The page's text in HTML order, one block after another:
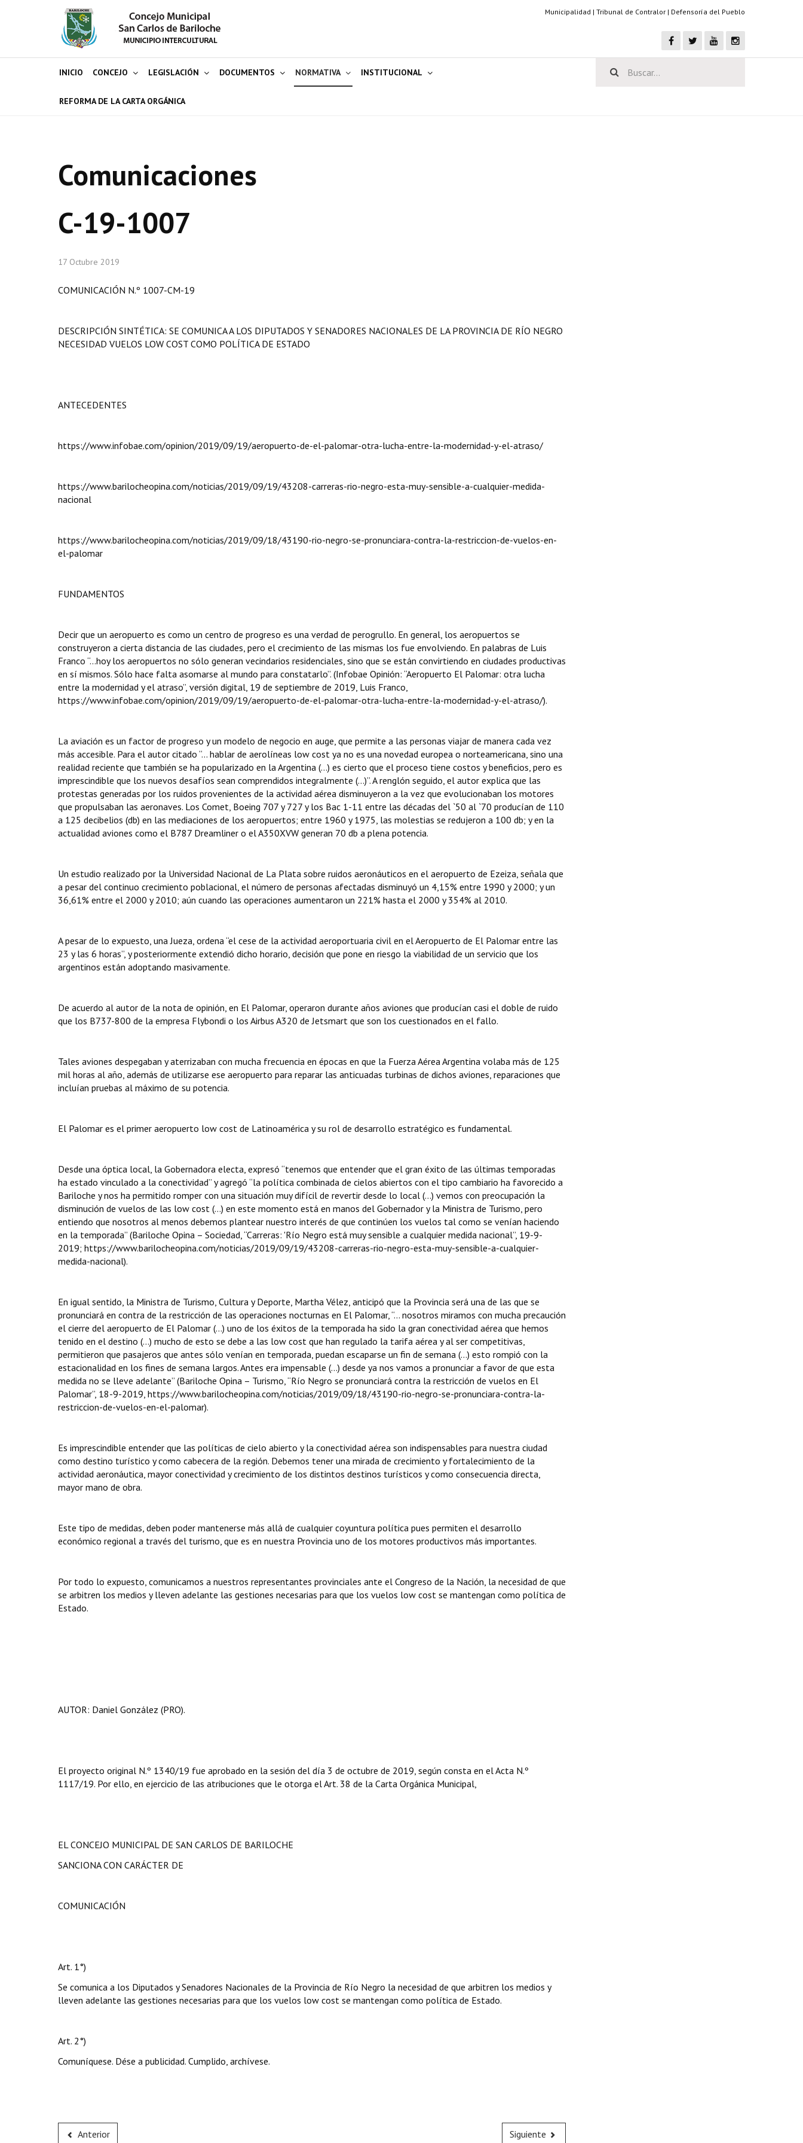
Municipalidad | Tribunal de Contralor | Defensoría del Pueblo
INICIO CONCEJO LEGISLACIÓN DOCUMENTOS NORMATIVA INSTITUCIONAL
REFORMA DE LA CARTA ORGÁNICA
Comunicaciones
C-19-1007
17 Octubre 2019
COMUNICACIÓN N.º 1007-CM-19
DESCRIPCIÓN SINTÉTICA: SE COMUNICA A LOS DIPUTADOS Y SENADORES NACIONALES DE LA PROVINCIA DE RÍO NEGRO
NECESIDAD VUELOS LOW COST COMO POLÍTICA DE ESTADO
ANTECEDENTES
https://www.infobae.com/opinion/2019/09/19/aeropuerto-de-el-palomar-otra-lucha-entre-la-modernidad-y-el-atraso/
https://www.barilocheopina.com/noticias/2019/09/19/43208-carreras-rio-negro-esta-muy-sensible-a-cualquier-medida-
nacional
https://www.barilocheopina.com/noticias/2019/09/18/43190-rio-negro-se-pronunciara-contra-la-restriccion-de-vuelos-en-
el-palomar
FUNDAMENTOS
Decir que un aeropuerto es como un centro de progreso es una verdad de perogrullo. En general, los aeropuertos se
construyeron a cierta distancia de las ciudades, pero el crecimiento de las mismas los fue envolviendo. En palabras de Luis
Franco “...hoy los aeropuertos no sólo generan vecindarios residenciales, sino que se están convirtiendo en ciudades productivas
en sí mismos. Sólo hace falta asomarse al mundo para constatarlo”. (Infobae Opinión: “Aeropuerto El Palomar: otra lucha
entre la modernidad y el atraso”, versión digital, 19 de septiembre de 2019, Luis Franco,
https://www.infobae.com/opinion/2019/09/19/aeropuerto-de-el-palomar-otra-lucha-entre-la-modernidad-y-el-atraso/).
La aviación es un factor de progreso y un modelo de negocio en auge, que permite a las personas viajar de manera cada vez
más accesible. Para el autor citado “... hablar de aerolíneas low cost ya no es una novedad europea o norteamericana, sino una
realidad reciente que también se ha popularizado en la Argentina (…) es cierto que el proceso tiene costos y beneficios, pero es
imprescindible que los nuevos desafíos sean comprendidos integralmente (…)”. A renglón seguido, el autor explica que las
protestas generadas por los ruidos provenientes de la actividad aérea disminuyeron a la vez que evolucionaban los motores
que propulsaban las aeronaves. Los Comet, Boeing 707 y 727 y los Bac 1-11 entre las décadas del `50 al `70 producían de 110
a 125 decibelios (db) en las mediaciones de los aeropuertos; entre 1960 y 1975, las molestias se redujeron a 100 db; y en la
actualidad aviones como el B787 Dreamliner o el A350XVW generan 70 db a plena potencia.
Un estudio realizado por la Universidad Nacional de La Plata sobre ruidos aeronáuticos en el aeropuerto de Ezeiza, señala que
a pesar del continuo crecimiento poblacional, el número de personas afectadas disminuyó un 4,15% entre 1990 y 2000; y un
36,61% entre el 2000 y 2010; aún cuando las operaciones aumentaron un 221% hasta el 2000 y 354% al 2010.
A pesar de lo expuesto, una Jueza, ordena “el cese de la actividad aeroportuaria civil en el Aeropuerto de El Palomar entre las
23 y las 6 horas”, y posteriormente extendió dicho horario, decisión que pone en riesgo la viabilidad de un servicio que los
argentinos están adoptando masivamente.
De acuerdo al autor de la nota de opinión, en El Palomar, operaron durante años aviones que producían casi el doble de ruido
que los B737-800 de la empresa Flybondi o los Airbus A320 de Jetsmart que son los cuestionados en el fallo.
Tales aviones despegaban y aterrizaban con mucha frecuencia en épocas en que la Fuerza Aérea Argentina volaba más de 125
mil horas al año, además de utilizarse ese aeropuerto para reparar las anticuadas turbinas de dichos aviones, reparaciones que
incluían pruebas al máximo de su potencia.
El Palomar es el primer aeropuerto low cost de Latinoamérica y su rol de desarrollo estratégico es fundamental.
Desde una óptica local, la Gobernadora electa, expresó “tenemos que entender que el gran éxito de las últimas temporadas
ha estado vinculado a la conectividad” y agregó “la política combinada de cielos abiertos con el tipo cambiario ha favorecido a
Bariloche y nos ha permitido romper con una situación muy difícil de revertir desde lo local (…) vemos con preocupación la
disminución de vuelos de las low cost (…) en este momento está en manos del Gobernador y la Ministra de Turismo, pero
entiendo que nosotros al menos debemos plantear nuestro interés de que continúen los vuelos tal como se venían haciendo
en la temporada” (Bariloche Opina – Sociedad, “Carreras: 'Río Negro está muy sensible a cualquier medida nacional”, 19-9-
2019; https://www.barilocheopina.com/noticias/2019/09/19/43208-carreras-rio-negro-esta-muy-sensible-a-cualquier-
medida-nacional).
En igual sentido, la Ministra de Turismo, Cultura y Deporte, Martha Vélez, anticipó que la Provincia será una de las que se
pronunciará en contra de la restricción de las operaciones nocturnas en El Palomar, “... nosotros miramos con mucha precaución
el cierre del aeropuerto de El Palomar (…) uno de los éxitos de la temporada ha sido la gran conectividad aérea que hemos
tenido en el destino (…) mucho de esto se debe a las low cost que han regulado la tarifa aérea y al ser competitivas,
permitieron que pasajeros que antes sólo venían en temporada, puedan escaparse un fin de semana (…) esto rompió con la
estacionalidad en los fines de semana largos. Antes era impensable (…) desde ya nos vamos a pronunciar a favor de que esta
medida no se lleve adelante” (Bariloche Opina – Turismo, “Río Negro se pronunciará contra la restricción de vuelos en El
Palomar”, 18-9-2019, https://www.barilocheopina.com/noticias/2019/09/18/43190-rio-negro-se-pronunciara-contra-la-
restriccion-de-vuelos-en-el-palomar).
Es imprescindible entender que las políticas de cielo abierto y la conectividad aérea son indispensables para nuestra ciudad
como destino turístico y como cabecera de la región. Debemos tener una mirada de crecimiento y fortalecimiento de la
actividad aeronáutica, mayor conectividad y crecimiento de los distintos destinos turísticos y como consecuencia directa,
mayor mano de obra.
Este tipo de medidas, deben poder mantenerse más allá de cualquier coyuntura política pues permiten el desarrollo
económico regional a través del turismo, que es en nuestra Provincia uno de los motores productivos más importantes.
Por todo lo expuesto, comunicamos a nuestros representantes provinciales ante el Congreso de la Nación, la necesidad de que
se arbitren los medios y lleven adelante las gestiones necesarias para que los vuelos low cost se mantengan como política de
Estado.
AUTOR: Daniel González (PRO).
El proyecto original N.º 1340/19 fue aprobado en la sesión del día 3 de octubre de 2019, según consta en el Acta N.º
1117/19. Por ello, en ejercicio de las atribuciones que le otorga el Art. 38 de la Carta Orgánica Municipal,
EL CONCEJO MUNICIPAL DE SAN CARLOS DE BARILOCHE
SANCIONA CON CARÁCTER DE
COMUNICACIÓN
Art. 1°)
Se comunica a los Diputados y Senadores Nacionales de la Provincia de Río Negro la necesidad de que arbitren los medios y
lleven adelante las gestiones necesarias para que los vuelos low cost se mantengan como política de Estado.
Art. 2°)
Comuníquese. Dése a publicidad. Cumplido, archívese.
Anterior Siguiente